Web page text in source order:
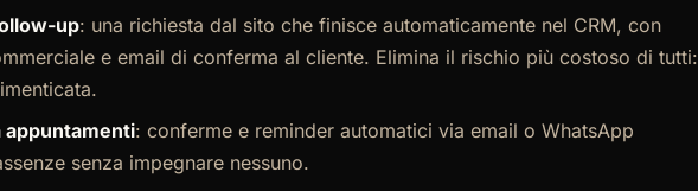
up: una richiesta dal sito che finisce automaticamente nel CRM, con
e email di conferma al cliente. Elimina il rischio più costoso di tutti:
appuntamenti: conferme e reminder automatici via email o WhatsApp
senza impegnare nessuno.